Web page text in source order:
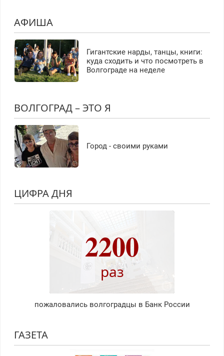
АФИША
Гигантские нарды, танцы, книги:
куда сходить и что посмотреть в
Волгограде на неделе
ВОЛГОГРАД – ЭТО Я
Город - своими руками
ЦИФРА ДНЯ
2200
раз
пожаловались волгоградцы в Банк России
ГАЗЕТА